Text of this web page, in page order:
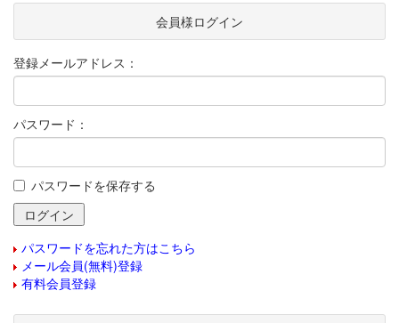
会員様ログイン
登録メールアドレス：
パスワード：
パスワードを保存する
パスワードを忘れた方はこちら
メール会員(無料)登録
有料会員登録